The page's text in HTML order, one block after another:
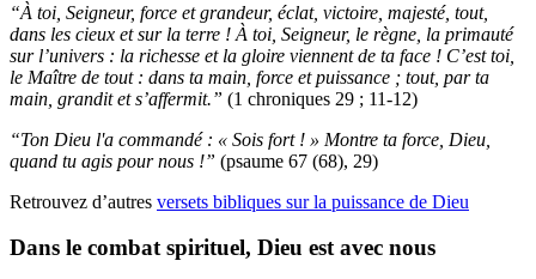
“À toi, Seigneur, force et grandeur, éclat, victoire, majesté, tout,
dans les cieux et sur la terre ! À toi, Seigneur, le règne, la primauté
sur l’univers : la richesse et la gloire viennent de ta face ! C’est toi,
le Maître de tout : dans ta main, force et puissance ; tout, par ta
main, grandit et s’affermit.” (1 chroniques 29 ; 11-12)
“Ton Dieu l'a commandé : « Sois fort ! » Montre ta force, Dieu,
quand tu agis pour nous !” (psaume 67 (68), 29)
Retrouvez d’autres versets bibliques sur la puissance de Dieu
Dans le combat spirituel, Dieu est avec nous